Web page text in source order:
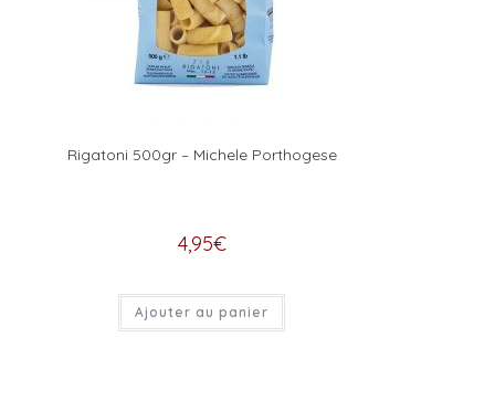
Rigatoni 500gr – Michele Porthogese
4,95€
Ajouter au panier